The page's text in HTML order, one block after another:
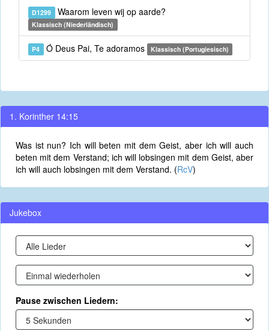
D1299 Waarom leven wij op aarde?
Klassisch (Niederländisch)
P4 Ó Deus Pai, Te adoramos Klassisch (Portugiesisch)
1. Korinther 14:15
Was ist nun? Ich will beten mit dem Geist, aber ich will auch
beten mit dem Verstand; ich will lobsingen mit dem Geist, aber
ich will auch lobsingen mit dem Verstand. (RcV)
Jukebox
Pause zwischen Liedern: